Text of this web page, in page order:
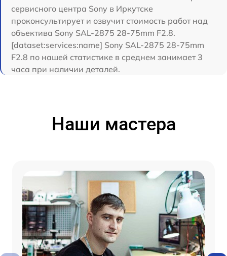
сервисного центра Sony в Иркутске
проконсультирует и озвучит стоимость работ над
объектива Sony SAL-2875 28-75mm F2.8.
[dataset:services:name] Sony SAL-2875 28-75mm
F2.8 по нашей статистике в среднем занимает 3
часа при наличии деталей.
Наши мастера